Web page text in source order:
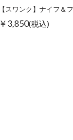
￥3,850(税込)